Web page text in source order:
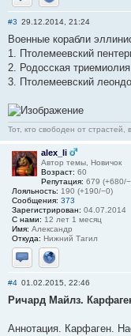
Отправить личное
Сайт
#3 29.12.2014, 21:24
Военные корабли
1. Птолемеевский
2. Родосская триемиолия
3. Птолемеевский
Тот, кто свободен от
alex_li
Автор темы, Новичок
Возраст: 60
Репутация: 679 (+680/
Лояльность: 190 (+190/−0)
Сообщения: 373
Зарегистрирован: 04.07.2014
С нами: 12 лет 1 месяц
Имя: Александр
Откуда: Нижний Тагил
Отправить личное
Сайт
#4 01.02.2015, 22:46
Ричард Майлз.
Аннотация. Карфаген.